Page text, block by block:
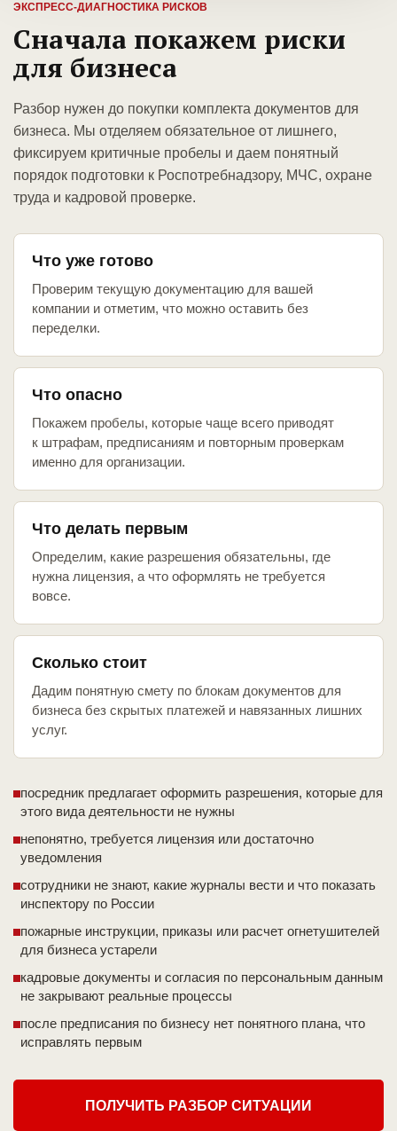
ЭКСПРЕСС-ДИАГНОСТИКА РИСКОВ
Сначала покажем риски
для бизнеса
Разбор нужен до покупки комплекта документов для
бизнеса. Мы отделяем обязательное от лишнего,
фиксируем критичные пробелы и даем понятный
порядок подготовки к Роспотребнадзору, МЧС, охране
труда и кадровой проверке.
Что уже готово
Проверим текущую документацию для вашей
компании и отметим, что можно оставить без
переделки.
Что опасно
Покажем пробелы, которые чаще всего приводят
к штрафам, предписаниям и повторным проверкам
именно для организации.
Что делать первым
Определим, какие разрешения обязательны, где
нужна лицензия, а что оформлять не требуется
вовсе.
Сколько стоит
Дадим понятную смету по блокам документов для
бизнеса без скрытых платежей и навязанных лишних
услуг.
посредник предлагает оформить разрешения, которые для
этого вида деятельности не нужны
непонятно, требуется лицензия или достаточно
уведомления
сотрудники не знают, какие журналы вести и что показать
инспектору по России
пожарные инструкции, приказы или расчет огнетушителей
для бизнеса устарели
кадровые документы и согласия по персональным данным
не закрывают реальные процессы
после предписания по бизнесу нет понятного плана, что
исправлять первым
ПОЛУЧИТЬ РАЗБОР СИТУАЦИИ